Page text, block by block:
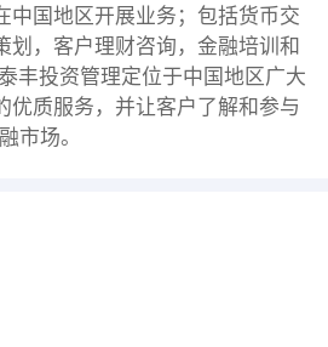
中国地区开展业务；包括货币交
划，客户理财咨询，金融培训和
丰投资管理定位于中国地区广大
优质服务，并让客户了解和参与
市场。